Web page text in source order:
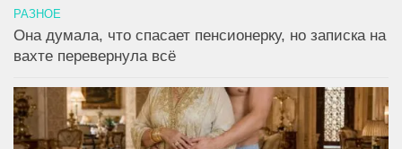
РАЗНОЕ
Она думала, что спасает пенсионерку, но записка на
вахте перевернула всё